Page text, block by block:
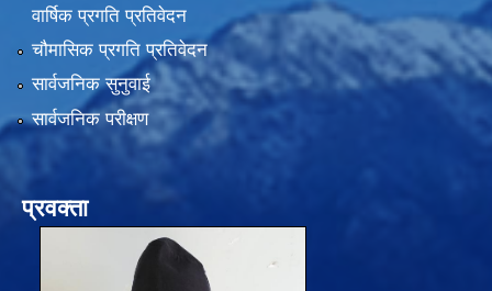
वार्षिक प्रगति प्रतिवेदन
चौमासिक प्रगति प्रतिवेदन
सार्वजनिक सुनुवाई
सार्वजनिक परीक्षण
प्रवक्ता